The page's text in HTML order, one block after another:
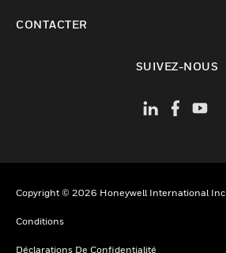
CONTACTER
SUIVEZ-NOUS
Copyright © 2026 Honeywell International Inc
Conditions
Déclarations De Confidentialité